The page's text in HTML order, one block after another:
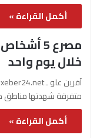
أكمل القراءة »
مصرع 5
خلال يوم واحد
متفرقة شهدتها مناطق
أكمل القراءة »